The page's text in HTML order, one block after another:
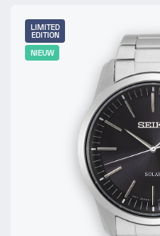
LIMITED
EDITION
NIEUW